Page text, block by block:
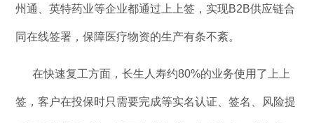
州通、英特药业等企业都通过上上签，实现B2B供应链合
同在线签署，保障医疗物资的生产有条不紊。
在快速复工方面，长生人寿约80%的业务使用了上上
签，客户在投保时只需要完成等实名认证、签名、风险提